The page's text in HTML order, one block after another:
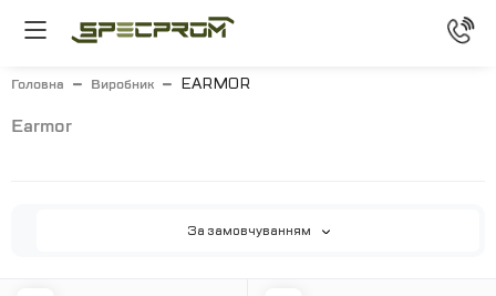
Головна Виробник EARMOR
earmor
За замовчуванням